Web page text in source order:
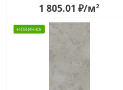
1 805.01 ₽/м2
НОВИНКА